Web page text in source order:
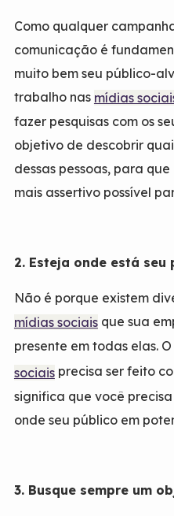
Como qualquer
comunicação é
muito bem seu público-
trabalho nas mídias
fazer pesquisas com os
objetivo de descobrir
dessas pessoas, para
mais assertivo possível
2. Esteja onde está seu
Não é porque existem
mídias sociaisque sua
presente em todas elas.
sociaisprecisa ser feito
significa que você
onde seu público em
3. Busque sempre um